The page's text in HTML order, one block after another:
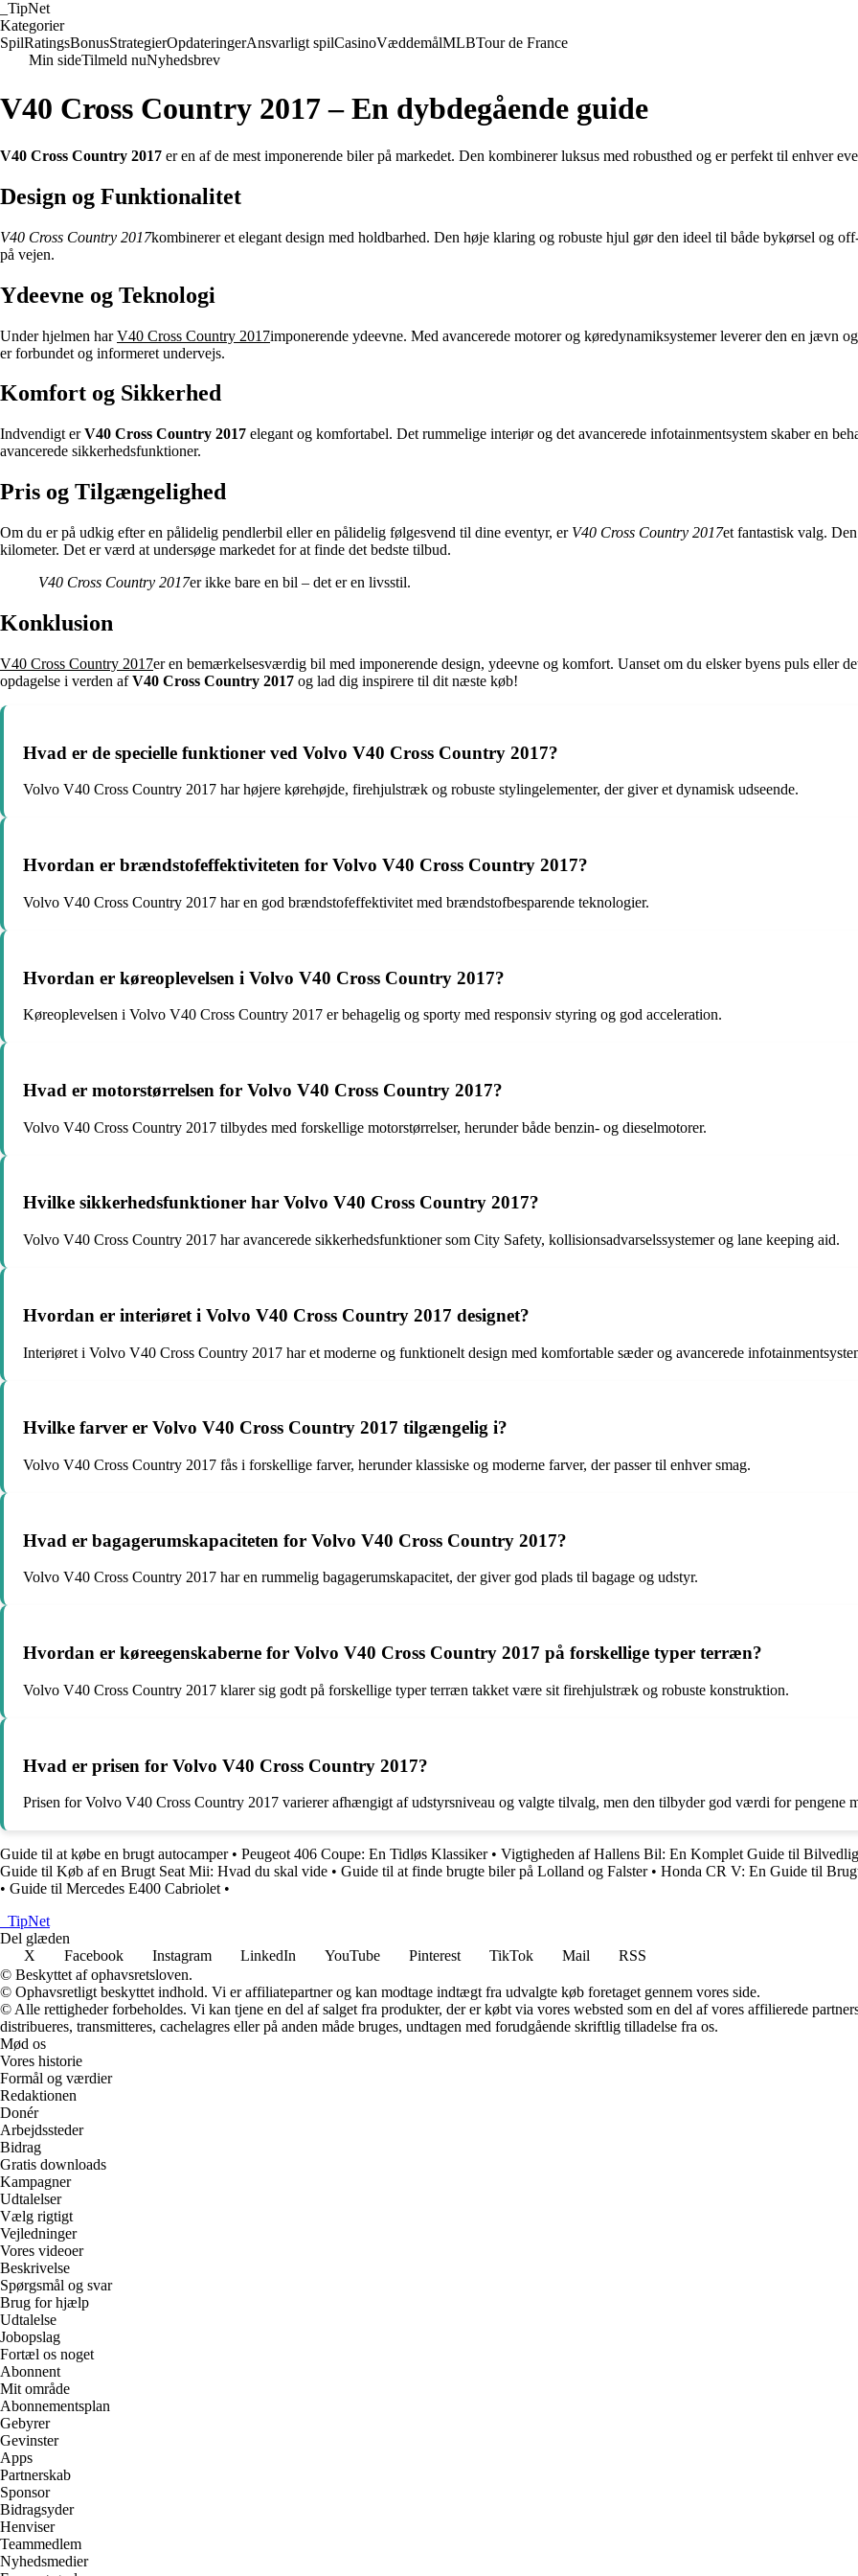
TipNet
Kategorier
SpilRatingsBonusStrategierOpdateringerAnsvarligt spilCasinoVæddemålMLBTour de France
Min sideTilmeld nuNyhedsbrev
V40 Cross Country 2017 – En dybdegående guide
V40 Cross Country 2017 er en af de mest imponerende biler på markedet. Den kombinerer luksus med robusthed og er perfekt til enhver
Design og Funktionalitet
V40 Cross Country 2017kombinerer et elegant design med holdbarhed. Den høje klaring og robuste hjul gør den ideel til både bykørsel og
på vejen.
Ydeevne og Teknologi
Under hjelmen harV40 Cross Country 2017imponerende ydeevne. Med avancerede motorer og køredynamiksystemer leverer den en jævn
er forbundet og informeret undervejs.
Komfort og Sikkerhed
Indvendigt erV40 Cross Country 2017 elegant og komfortabel. Det rummelige interiør og det avancerede infotainmentsystem skaber en
avancerede sikkerhedsfunktioner.
Pris og Tilgængelighed
Om du er på udkig efter en pålidelig pendlerbil eller en pålidelig følgesvend til dine eventyr, er V40 Cross Country 2017et fantastisk valg.
kilometer. Det er værd at undersøge markedet for at finde det bedste tilbud.
V40 Cross Country 2017er ikke bare en bil – det er en livsstil.
Konklusion
V40 Cross Country 2017er en bemærkelsesværdig bil med imponerende design, ydeevne og komfort. Uanset om du elsker byens puls eller
opdagelse i verden afV40 Cross Country 2017 og lad dig inspirere til dit næste køb!
Hvad er de specielle funktioner ved Volvo V40 Cross Country 2017?
Volvo V40 Cross Country 2017 har højere kørehøjde, firehjulstræk og robuste stylingelementer, der giver et dynamisk udseende.
Hvordan er brændstofeffektiviteten for Volvo V40 Cross Country 2017?
Volvo V40 Cross Country 2017 har en god brændstofeffektivitet med brændstofbesparende teknologier.
Hvordan er køreoplevelsen i Volvo V40 Cross Country 2017?
Køreoplevelsen i Volvo V40 Cross Country 2017 er behagelig og sporty med responsiv styring og god acceleration.
Hvad er motorstørrelsen for Volvo V40 Cross Country 2017?
Volvo V40 Cross Country 2017 tilbydes med forskellige motorstørrelser, herunder både benzin- og dieselmotorer.
Hvilke sikkerhedsfunktioner har Volvo V40 Cross Country 2017?
Volvo V40 Cross Country 2017 har avancerede sikkerhedsfunktioner som City Safety, kollisionsadvarselssystemer og lane keeping aid.
Hvordan er interiøret i Volvo V40 Cross Country 2017 designet?
Interiøret i Volvo V40 Cross Country 2017 har et moderne og funktionelt design med komfortable sæder og avancerede
Hvilke farver er Volvo V40 Cross Country 2017 tilgængelig i?
Volvo V40 Cross Country 2017 fås i forskellige farver, herunder klassiske og moderne farver, der passer til enhver smag.
Hvad er bagagerumskapaciteten for Volvo V40 Cross Country 2017?
Volvo V40 Cross Country 2017 har en rummelig bagagerumskapacitet, der giver god plads til bagage og udstyr.
Hvordan er køreegenskaberne for Volvo V40 Cross Country 2017 på forskellige typer terræn?
Volvo V40 Cross Country 2017 klarer sig godt på forskellige typer terræn takket være sit firehjulstræk og robuste konstruktion.
Hvad er prisen for Volvo V40 Cross Country 2017?
Prisen for Volvo V40 Cross Country 2017 varierer afhængigt af udstyrsniveau og valgte tilvalg, men den tilbyder god værdi for pengene
Guide til at købe en brugt autocamper• Peugeot 406 Coupe: En Tidløs Klassiker• Vigtigheden af Hallens Bil: En Komplet Guide til
Guide til Køb af en Brugt Seat Mii: Hvad du skal vide • Guide til at finde brugte biler på Lolland og Falster• Honda CR V: En Guide til
• Guide til Mercedes E400 Cabriolet •
TipNet
Del glæden
X
Facebook Instagram LinkedIn YouTube Pinterest TikTok Mail
RSS
© Beskyttet af ophavsretsloven.
© Ophavsretligt beskyttet indhold. Vi er affiliatepartner og kan modtage indtægt fra udvalgte køb foretaget gennem vores side.
© Alle rettigheder forbeholdes. Vi kan tjene en del af salget fra produkter, der er købt via vores websted som en del af vores affilierede
distribueres, transmitteres, cachelagres eller på anden måde bruges, undtagen med forudgående skriftlig tilladelse fra os.
Mød os
Vores historie
Formål og værdier
Redaktionen
Donér
Arbejdssteder
Bidrag
Gratis downloads
Kampagner
Udtalelser
Vælg rigtigt
Vejledninger
Vores videoer
Beskrivelse
Spørgsmål og svar
Brug for hjælp
Udtalelse
Jobopslag
Fortæl os noget
Abonnent
Mit område
Abonnementsplan
Gebyrer
Gevinster
Apps
Partnerskab
Sponsor
Bidragsyder
Henviser
Teammedlem
Nyhedsmedier